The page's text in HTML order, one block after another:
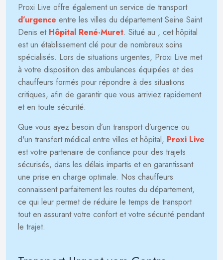
Proxi Live offre également un service de transport
d’urgence entre les villes du département Seine Saint
Denis et Hôpital René-Muret. Situé au , cet hôpital
est un établissement clé pour de nombreux soins
spécialisés. Lors de situations urgentes, Proxi Live met
à votre disposition des ambulances équipées et des
chauffeurs formés pour répondre à des situations
critiques, afin de garantir que vous arriviez rapidement
et en toute sécurité.
Que vous ayez besoin d’un transport d’urgence ou
d'un transfert médical entre villes et hôpital, Proxi Live
est votre partenaire de confiance pour des trajets
sécurisés, dans les délais impartis et en garantissant
une prise en charge optimale. Nos chauffeurs
connaissent parfaitement les routes du département,
ce qui leur permet de réduire le temps de transport
tout en assurant votre confort et votre sécurité pendant
le trajet.